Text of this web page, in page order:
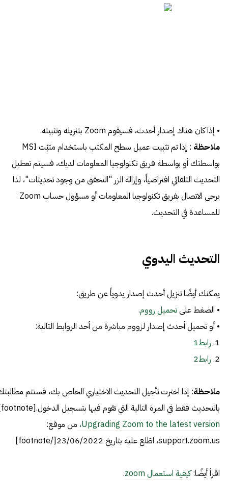
• إذا كان هناك إصدار أحدث، فسيقوم Zoom بتنزيله وتثبيته.
ملاحظة
: إذا تم تثبيت عميل سطح المكتب باستخدام مثبّت MSI
بواسطتك أو بواسطة فريق تكنولوجيا المعلومات لديك، فسيتم تعطيل
التحديث التلقائي افتراضياً، وإزالة الزر "التحقق من وجود تحديثات"، لذا
يرجى الاتصال بفريق تكنولوجيا المعلومات أو مسؤول حساب Zoom
للمساعدة في التحديث.
التحديث اليدوي
يمكنك أيضًا تنزيل أحدث إصدار يدوياً عن طريق:
• الضغط علىتحميل زووم.
• أو تحميل أحدث إصدار لزووم مباشرة من أحد الروابط التالية:
1. رابط1
2. رابط2
ملاحظة: إذا اخترت تأجيل التحديث الاختياري الخاص بك، فستتم
بالتحديث فقط في المرة التالية التي تقوم فيها بتسجيل الدخول.[footnote]
Upgrading Zoom to the latest version، من موقع:
support.zoom.us، اطّلع عليه بتاريخ 23/06/2022[/footnote]
اقرأ أيضًا:كيفية استعمال zoom .